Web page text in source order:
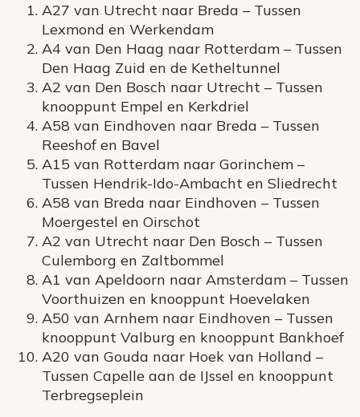
A27 van Utrecht naar Breda – Tussen
Lexmond en Werkendam
A4 van Den Haag naar Rotterdam – Tussen
Den Haag Zuid en de Ketheltunnel
A2 van Den Bosch naar Utrecht – Tussen
knooppunt Empel en Kerkdriel
A58 van Eindhoven naar Breda – Tussen
Reeshof en Bavel
A15 van Rotterdam naar Gorinchem –
Tussen Hendrik-Ido-Ambacht en Sliedrecht
A58 van Breda naar Eindhoven – Tussen
Moergestel en Oirschot
A2 van Utrecht naar Den Bosch – Tussen
Culemborg en Zaltbommel
A1 van Apeldoorn naar Amsterdam – Tussen
Voorthuizen en knooppunt Hoevelaken
A50 van Arnhem naar Eindhoven – Tussen
knooppunt Valburg en knooppunt Bankhoef
A20 van Gouda naar Hoek van Holland –
Tussen Capelle aan de IJssel en knooppunt
Terbregseplein